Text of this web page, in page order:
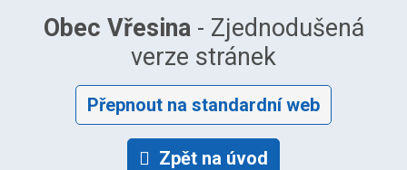
Obec Vřesina- Zjednodušená
verze stránek
Přepnout na standardní web
Zpět na úvod